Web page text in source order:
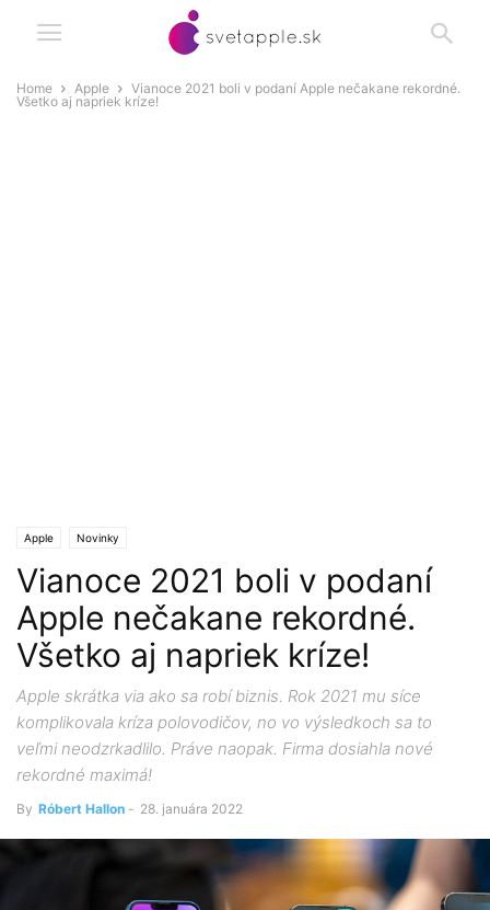
Home Apple
Vianoce 2021 boli v podaní Apple nečakane rekordné.
Všetko aj napriek kríze!
Apple Novinky
Vianoce 2021 boli v podaní
Apple nečakane rekordné.
Všetko aj napriek kríze!
Apple skrátka via ako sa robí biznis. Rok 2021 mu síce
komplikovala kríza polovodičov, no vo výsledkoch sa to
veľmi neodzrkadlilo. Práve naopak. Firma dosiahla nové
rekordné maximá!
By Róbert Hallon - 28. januára 2022